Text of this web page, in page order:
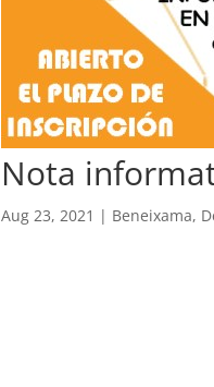
Nota
Aug 23, 2021 | Beneixama,